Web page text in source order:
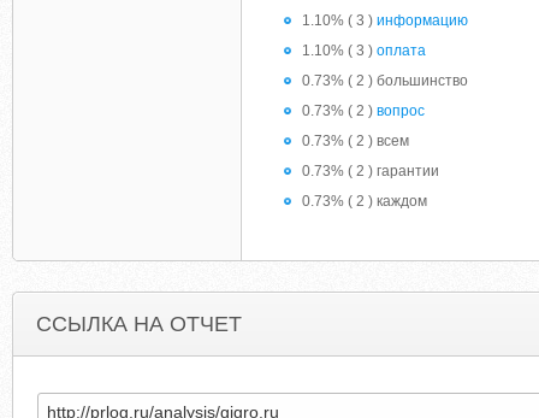
1.10% ( 3 ) информацию
1.10% ( 3 ) оплата
0.73% ( 2 ) большинство
0.73% ( 2 ) вопрос
0.73% ( 2 ) всем
0.73% ( 2 ) гарантии
0.73% ( 2 ) каждом
ССЫЛКА НА ОТЧЕТ